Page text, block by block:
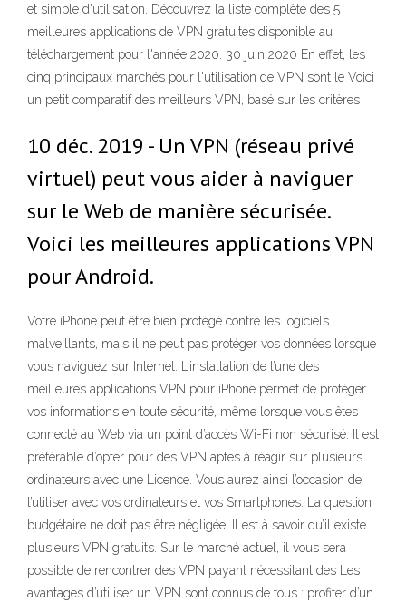
et simple d'utilisation. Découvrez la liste complète des 5
meilleures applications de VPN gratuites disponible au
téléchargement pour l'année 2020. 30 juin 2020 En effet, les
cinq principaux marchés pour l'utilisation de VPN sont le Voici
un petit comparatif des meilleurs VPN, basé sur les critères
10 déc. 2019 - Un VPN (réseau privé
virtuel) peut vous aider à naviguer
sur le Web de manière sécurisée.
Voici les meilleures applications VPN
pour Android.
Votre iPhone peut être bien protégé contre les logiciels
malveillants, mais il ne peut pas protéger vos données lorsque
vous naviguez sur Internet. L’installation de l’une des
meilleures applications VPN pour iPhone permet de protéger
vos informations en toute sécurité, même lorsque vous êtes
connecté au Web via un point d’accès Wi-Fi non sécurisé. Il est
préférable d’opter pour des VPN aptes à réagir sur plusieurs
ordinateurs avec une Licence. Vous aurez ainsi l’occasion de
l’utiliser avec vos ordinateurs et vos Smartphones. La question
budgétaire ne doit pas être négligée. Il est à savoir qu’il existe
plusieurs VPN gratuits. Sur le marché actuel, il vous sera
possible de rencontrer des VPN payant nécessitant des Les
avantages d’utiliser un VPN sont connus de tous : profiter d’un